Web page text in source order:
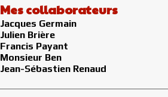
Mes collaborateurs
Jacques Germain
Julien Brière
Francis Payant
Monsieur Ben
Jean-Sébastien Renaud